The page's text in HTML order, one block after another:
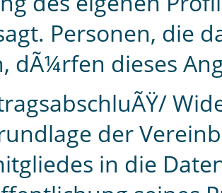
Personen, die
dÃ¼rfen dieses
der
in die